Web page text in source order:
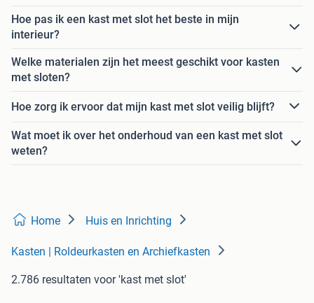
Hoe pas ik een kast met slot het beste in mijn
interieur?
Welke materialen zijn het meest geschikt voor kasten
met sloten?
Hoe zorg ik ervoor dat mijn kast met slot veilig blijft?
Wat moet ik over het onderhoud van een kast met slot
weten?
Home Huis en Inrichting
Kasten | Roldeurkasten en Archiefkasten
2.786 resultaten voor 'kast met slot'